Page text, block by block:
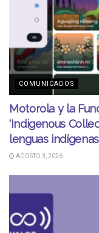
COMUNICADOS
Motorola y la
‘Indigenous
lenguas indígenas
AGOSTO 3, 2026